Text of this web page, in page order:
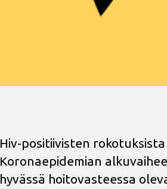
Hiv-positiivisten
Koronaepidemian
hyvässä hoitovasteessa